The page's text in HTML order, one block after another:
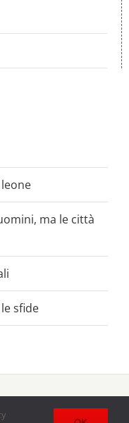
ma le città
sfide
by Lumenartis